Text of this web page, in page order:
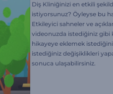
Diş Kliniğinizi en etkili
istiyorsunuz? Öyleyse bu
Etkileyici sahneler ve
videonuzda istediğiniz gibi
hikayeye eklemek
istediğiniz değişiklikleri
sonuca ulaşabilirsiniz.